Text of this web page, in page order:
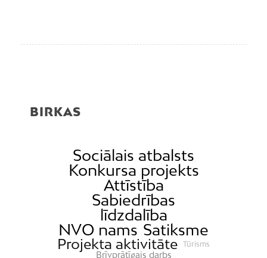
BIRKAS
Sociālais atbalsts
Konkursa projekts
Attīstība
Sabiedrības
līdzdalība
NVO nams Satiksme
Projekta aktivitāte Tūrisms
Brīvprātīgais darbs